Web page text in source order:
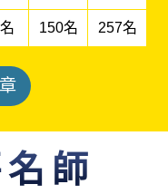
150名 257名
師